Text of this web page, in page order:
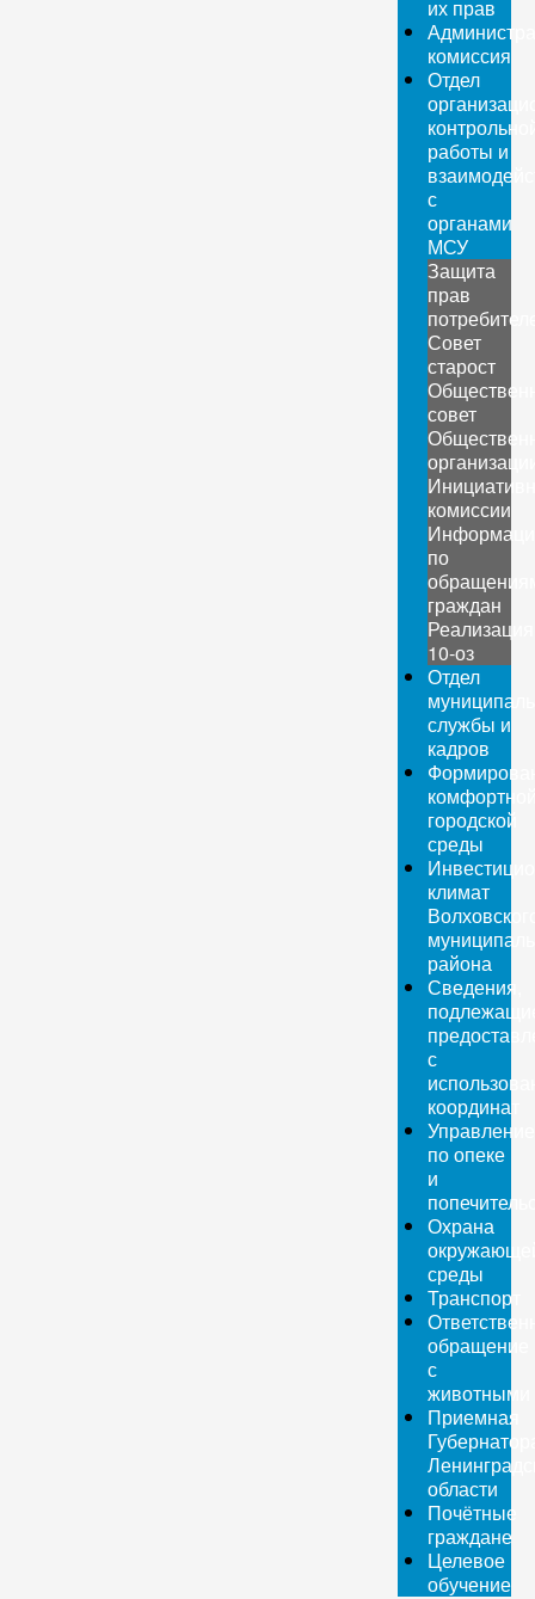
их прав
комиссия
Отдел
работы и
с
органами
МСУ
Защита
прав
Совет
старост
совет
комиссии
по
граждан
Реализация
10-оз
Отдел
службы и
кадров
городской
среды
климат
района
Сведения,
с
координат
Управление
по опеке
и
Охрана
среды
Транспорт
обращение
с
животными
Приемная
области
Почётные
граждане
Целевое
обучение